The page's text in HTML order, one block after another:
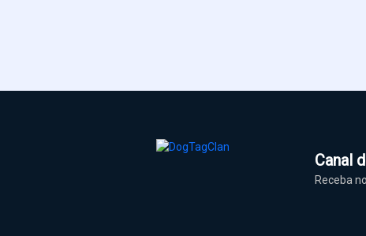
Canal